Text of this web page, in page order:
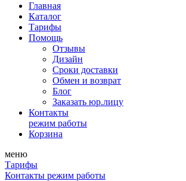
Главная
Каталог
Тарифы
Помощь
Отзывы
Дизайн
Сроки доставки
Обмен и возврат
Блог
Заказать юр.лицу
Контакты
режим работы
Корзина
меню
Тарифы
Контакты режим работы